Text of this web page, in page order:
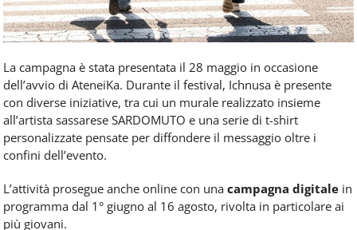
La campagna è stata presentata il 28 maggio in occasione
dell’avvio di AteneiKa. Durante il festival, Ichnusa è presente
con diverse iniziative, tra cui un murale realizzato insieme
all’artista sassarese SARDOMUTO e una serie di t-shirt
personalizzate pensate per diffondere il messaggio oltre i
confini dell’evento.
L’attività prosegue anche online con una campagna digitale in
programma dal 1° giugno al 16 agosto, rivolta in particolare ai
più giovani.